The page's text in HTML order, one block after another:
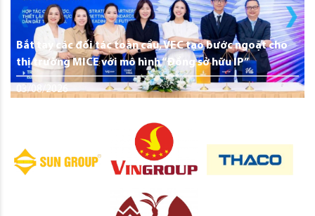
Bắt tay các đối tác toàn cầu, VEC tạo bước ngoặt cho
thị trường MICE với mô hình “Đồng sở hữu IP”
03/08/2026